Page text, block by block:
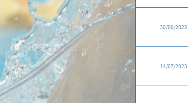
30/06/2023
14/07/2023